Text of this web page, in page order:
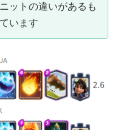
ットの違いがあるも
います